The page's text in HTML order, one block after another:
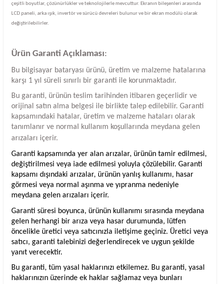
çeşitli boyutlar, çözünürlükler ve teknolojilerle mevcuttur. Ekranın bileşenleri arasında
LCD paneli, arka ışık, invertör ve sürücü devreleri bulunur ve bir ekran modülü olarak
değiştirilebilirler.
Ürün Garanti Açıklaması:
Bu bilgisayar bataryası ürünü, üretim ve malzeme hatalarına
karşı 1 yıl süreli sınırlı bir garanti ile korunmaktadır.
Bu garanti, ürünün teslim tarihinden itibaren geçerlidir ve
orijinal satın alma belgesi ile birlikte talep edilebilir. Garanti
kapsamındaki hatalar, üretim ve malzeme hataları olarak
tanımlanır ve normal kullanım koşullarında meydana gelen
arızaları içerir.
Garanti kapsamında yer alan arızalar, ürünün tamir edilmesi,
değiştirilmesi veya iade edilmesi yoluyla çözülebilir. Garanti
kapsamı dışındaki arızalar, ürünün yanlış kullanımı, hasar
görmesi veya normal aşınma ve yıpranma nedeniyle
meydana gelen arızaları içerir.
Garanti süresi boyunca, ürünün kullanımı sırasında meydana
gelen herhangi bir arıza veya hasar durumunda, lütfen
öncelikle üretici veya satıcınızla iletişime geçiniz. Üretici veya
satıcı, garanti talebinizi değerlendirecek ve uygun şekilde
yanıt verecektir.
Bu garanti, tüm yasal haklarınızı etkilemez. Bu garanti, yasal
haklarınızın üzerinde ek haklar sağlamaz veya bunları